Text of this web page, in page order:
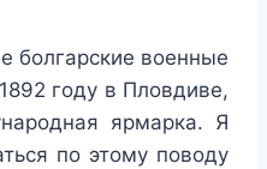
болгарские военные
году в Пловдиве,
ярмарка. Я
по этому поводу